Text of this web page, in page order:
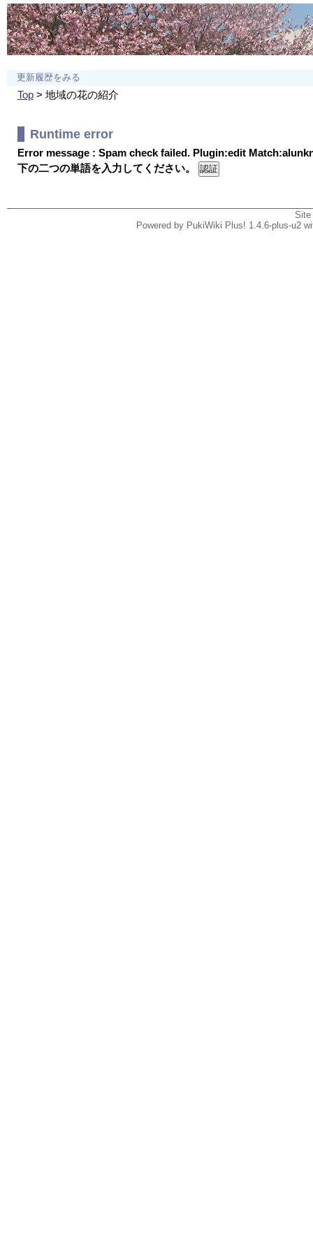
更新履歴をみる
Top> 地域の花の紹介
Runtime error
Error message : Spam check failed. Plugin:edit
下の二つの単語を入力してください。
Powered by PukiWiki Plus! 1.4.6-plus-u2